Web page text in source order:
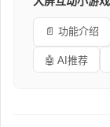
📄 功能介绍
🤖 AI推荐